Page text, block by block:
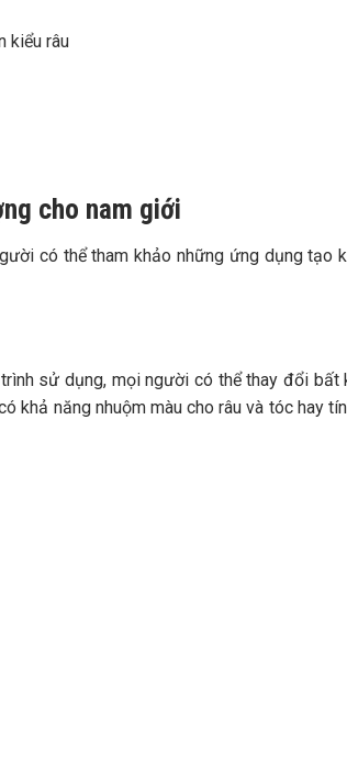
kiểu râu
cho nam giới
có thể tham khảo những ứng dụng tạo
sử dụng, mọi người có thể thay đổi bất
khả năng nhuộm màu cho râu và tóc hay